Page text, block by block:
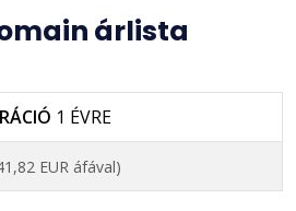
árlista
1 ÉVRE
EUR áfával)